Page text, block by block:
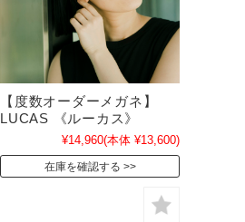
【度数オーダーメガネ】
LUCAS 《ルーカス》
¥14,960(本体 ¥13,600)
在庫を確認する